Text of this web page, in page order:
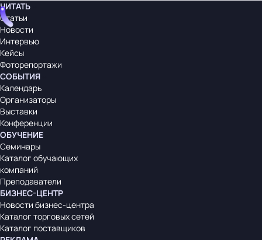
ЧИТАТЬ
Статьи
Новости
Интервью
Кейсы
Фоторепортажи
СОБЫТИЯ
Календарь
Организаторы
Выставки
Конференции
ОБУЧЕНИЕ
Семинары
Каталог обучающих
компаний
Преподаватели
БИЗНЕС-ЦЕНТР
Новости бизнес-центра
Каталог торговых сетей
Каталог поставщиков